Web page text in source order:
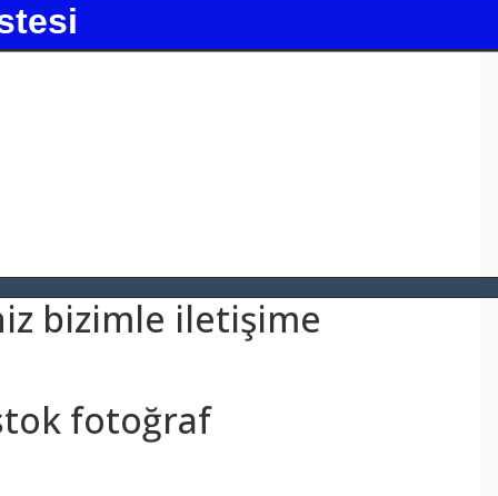
bizimle iletişime
fotoğraf